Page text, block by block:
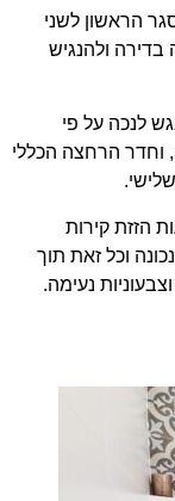
הראשון לשני
ולהנגיש
לנכה על פי
הרחצה הכללי
הזזת קירות
וכל זאת תוך
נעימה.